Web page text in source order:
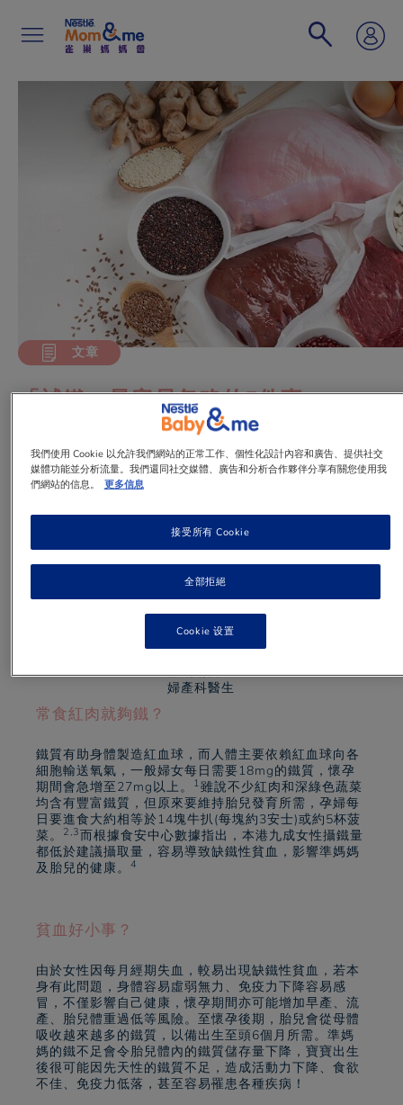
Search
文章
「補鐵」最容易忽略的5件事
1 min to read
張凱晴醫生
婦產科醫生
常食紅肉就夠鐵？
鐵質有助身體製造紅血球，而人體主要依賴紅血球向各
細胞輸送氧氣，一般婦女每日需要18mg的鐵質，懷孕
期間會急增至27mg以上。
1雖說不少紅肉和深綠色蔬菜
均含有豐富鐵質，但原來要維持胎兒發育所需，孕婦每
日要進食大約相等於14塊牛扒(每塊約3安士)或約5杯菠
菜。
2,3而根據食安中心數據指出，本港九成女性攝鐵量
都低於建議攝取量，容易導致缺鐵性貧血，影響準媽媽
及胎兒的健康。
4
貧血好小事？
由於女性因每月經期失血，較易出現缺鐵性貧血，若本
身有此問題，身體容易虛弱無力、免疫力下降容易感
冒，不僅影響自己健康，懷孕期間亦可能增加早產、流
產、胎兒體重過低等風險。至懷孕後期，胎兒會從母體
吸收越來越多的鐵質，以備出生至頭6個月所需。準媽
媽的鐵不足會令胎兒體內的鐵質儲存量下降，寶寶出生
後很可能因先天性的鐵質不足，造成活動力下降、食欲
不佳、免疫力低落，甚至容易罹患各種疾病！
我們使用 Cookie 以允許我們網站的正常工作、個性化設計內容和廣告、提供社交
媒體功能並分析流量。我們還同社交媒體、廣告和分析合作夥伴分享有關您使用我
們網站的信息。
更多信息
全部拒絕
接受所有 Cookie
Cookie 设置